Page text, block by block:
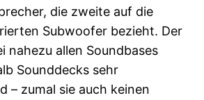
die zweite auf die
Subwoofer bezieht. Der
nahezu allen Soundbases
Sounddecks sehr
– zumal sie auch keinen